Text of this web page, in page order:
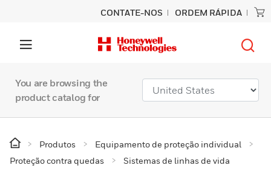
CONTATE-NOS ORDEM RÁPIDA
You are browsing the
product catalog for
Produtos
Equipamento de proteção individual
Proteção contra quedas
Sistemas de linhas de vida